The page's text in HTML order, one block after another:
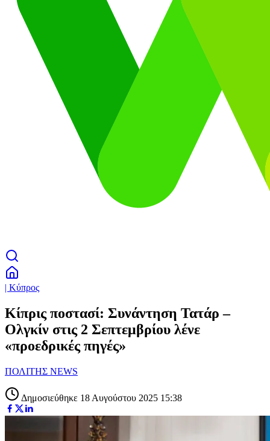
| Κύπρος
Κίπρις ποστασί: Συνάντηση Τατάρ –
Ολγκίν στις 2 Σεπτεμβρίου λένε
«προεδρικές πηγές»
ΠΟΛΙΤΗΣ NEWS
Δημοσιεύθηκε 18 Αυγούστου 2025 15:38